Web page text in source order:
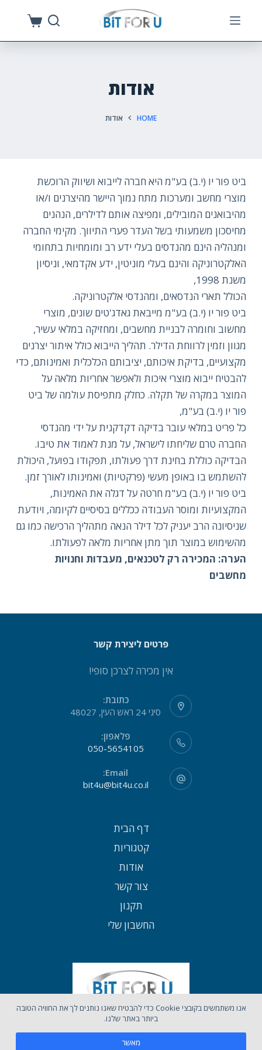
אודות
HOME אודות
ביט פור יו (י.ב) בע"מ היא חברה לייבוא ושיווק הרוכשת
מוצרי מחשב ומערכות מתח נמוך היישר מהיצרנים ו/או
מהיבואנים המובילים, ומפיצה אותם לדילרים, הנהנים
מחיסכון משמעותי בשל העדר פערי התיווך. מקימי החברה
ומנהליה הינם מהנדסים בעלי ידע רב ומומחיות בתחומי
האלקטרוניקה והינם בעלי מוניטין, ידע אקדמאי, וניסיון
משנת 1998,
הכולל תארי הנדסאים, ומהנדסי אלקטרוניקה.
ביט פור יו (י.ב) בע"מ מייבאת גאדג'טים שונים, מוצרי
מחשוב וחומרה לבניית מחשבים, ומחזיקה במלאי עשיר,
מגוון וזמין לרווחת הדילר. תהליך הייבוא כולל איתור יצרנים
מקצועיים, בדיקת איכותם, יציבותם הכלכלית ואמינותם, כדי
להבטיח ייבוא מוצרי איכות ולאפשר אחריות מלאה על
המוצר במקרה של תקלה. כחלק מתפיסת עולמה של ביט
פור יו (י.ב) בע"מ,
כל פריט במלאי עובר בדיקה דקדקנית על ידי מהנדסי
החברה טרם שליחתו לישראל, על מנת לאמוד את טיבו.
הבדיקה כוללת בחינת דרך פעולתו, תפקודו בפועל, היכולת
להשתמש בו באופן מעשי (פרקטיות) ואמינותו לאורך זמן.
ביט פור יו (י.ב) בע"מ חרטה על דגלה את האמינות,
המקצועיות ומוסר העבודה ככללים בסיסיים לקיומה, ויודעת
שניסיונה הרב יעניק לכל דילר הנאה מתהליך הרכישה כמו גם
מהשימוש במוצר תוך מתן אחריות מלאה לפעולתו.
הערה: המכירה רק לטכנאים, מעבדות וחנויות
מחשבים
פרטים ליצירת קשר
אין מכירה לצרכן סופי!
כתובת:
סיני 24 ראש העין, 48027
פלאפון:
050-5654105
Email:
bit4u@bit4u.co.il
דף הבית
קטגוריות
אודות
צור קשר
תקנון
החשבון שלי
כל הזכויות שמורות לאתר BIT4U ©
אנו משתמשים בקובצי Cookie כדי להבטיח שאנו נותנים לך את החוויה הטובה
ביותר באתר שלנו.
מאשר